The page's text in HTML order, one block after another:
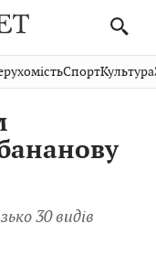
Авто СловкоКультура
Дім
ОсвітаНерухомість
Домашні
СпортКультура
30 видів